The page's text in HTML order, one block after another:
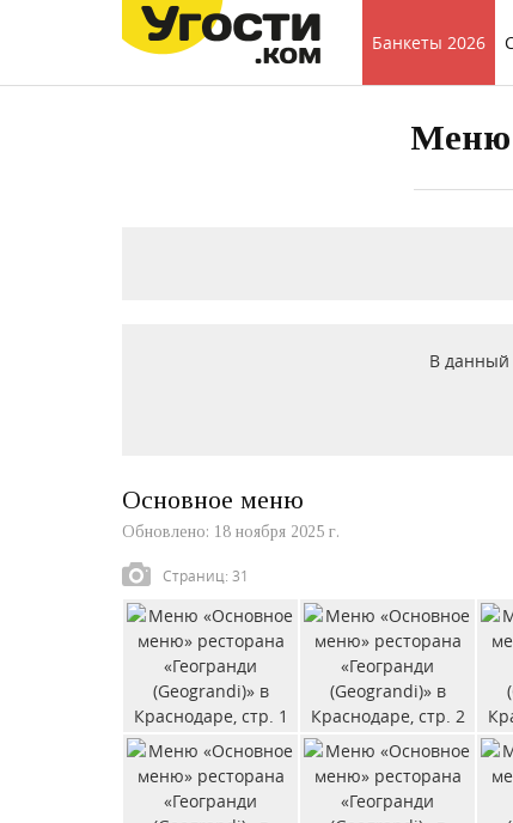
Банкеты 2026
Меню
В данный
Основное меню
Обновлено: 18 ноября 2025 г.
Страниц: 31